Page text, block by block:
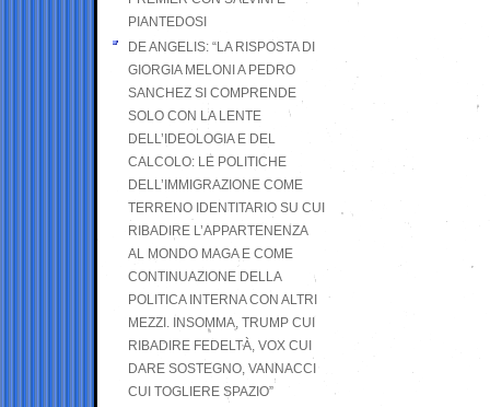
PIANTEDOSI
DE ANGELIS: “LA RISPOSTA DI
GIORGIA MELONI A PEDRO
SANCHEZ SI COMPRENDE
SOLO CON LA LENTE
DELL’IDEOLOGIA E DEL
CALCOLO: LE POLITICHE
DELL’IMMIGRAZIONE COME
TERRENO IDENTITARIO SU CUI
RIBADIRE L’APPARTENENZA
AL MONDO MAGA E COME
CONTINUAZIONE DELLA
POLITICA INTERNA CON ALTRI
MEZZI. INSOMMA, TRUMP CUI
RIBADIRE FEDELTÀ, VOX CUI
DARE SOSTEGNO, VANNACCI
CUI TOGLIERE SPAZIO”